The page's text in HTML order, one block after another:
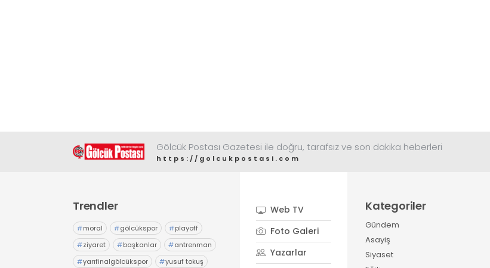
Gölcük Postası Gazetesi ile doğru, tarafsız ve son dakika heberleri
https://golcukpostasi.com
Trendler
#moral #gölcükspor #playoff
#ziyaret #başkanlar #antrenman
#yarıfinalgölcükspor #yusuf tokuş
Web TV
Foto Galeri
Yazarlar
Kategoriler
Gündem
Asayiş
Siyaset